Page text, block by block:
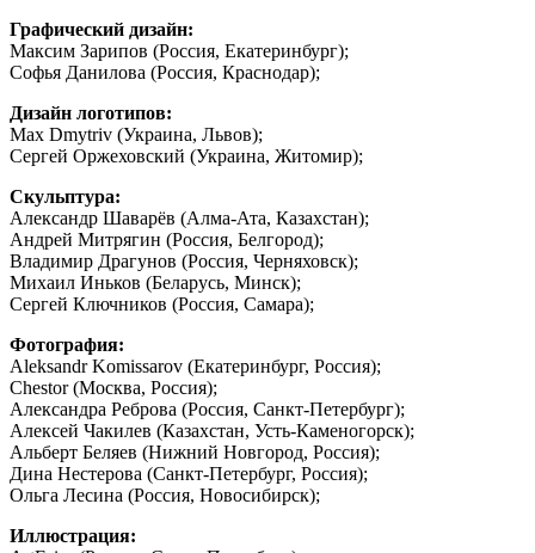
Графический дизайн:
Максим Зарипов (Россия, Екатеринбург);
Софья Данилова (Россия, Краснодар);
Дизайн логотипов:
Max Dmytriv (Украина, Львов);
Сергей Оржеховский (Украина, Житомир);
Скульптура:
Александр Шаварёв (Алма-Ата, Казахстан);
Андрей Митрягин (Россия, Белгород);
Владимир Драгунов (Россия, Черняховск);
Михаил Иньков (Беларусь, Минск);
Сергей Ключников (Россия, Самара);
Фотография:
Aleksandr Komissarov (Екатеринбург, Россия);
Chestor (Москва, Россия);
Александра Реброва (Россия, Санкт-Петербург);
Алексей Чакилев (Казахстан, Усть-Каменогорск);
Альберт Беляев (Нижний Новгород, Россия);
Дина Нестерова (Санкт-Петербург, Россия);
Ольга Лесина (Россия, Новосибирск);
Иллюстрация: